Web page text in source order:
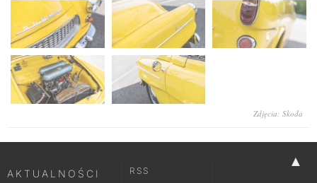
Zdjęcia: Skoda
▲
AKTUALNOŚCI
RSS